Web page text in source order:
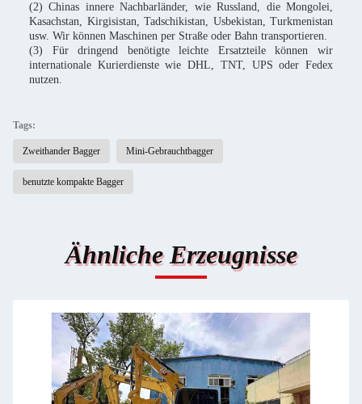
(2) Chinas innere Nachbarländer, wie Russland, die Mongolei,
Kasachstan, Kirgisistan, Tadschikistan, Usbekistan, Turkmenistan
usw. Wir können Maschinen per Straße oder Bahn transportieren.
(3) Für dringend benötigte leichte Ersatzteile können wir
internationale Kurierdienste wie DHL, TNT, UPS oder Fedex
nutzen.
Tags:
Zweithander Bagger Mini-Gebrauchtbagger
benutzte kompakte Bagger
Ähnliche Erzeugnisse